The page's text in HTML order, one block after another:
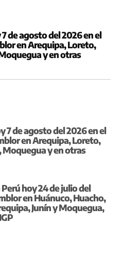
de agosto del 2026 en el
en Arequipa, Loreto,
y en otras
7 de agosto del 2026 en el
en Arequipa, Loreto,
Moquegua y en otras
hoy 24 de julio del
en Huánuco, Huacho,
Junín y Moquegua,